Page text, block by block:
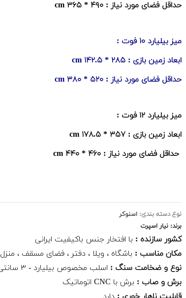
حداقل فضای مورد نیاز : ۴۹۰ * ۳۶۵ cm
میز بیلیارد ۱۰ فوت :
ابعاد زمین بازی : ۲۸۵ * ۱۴۲.۵ cm
حداقل فضای مورد نیاز : ۵۲۰ * ۳۸۰ cm
میز بیلیارد ۱۲ فوت :
ابعاد زمین بازی : ۳۵۷ * ۱۷۸.۵ cm
حداقل فضای مورد نیاز : ۴۶۰ * ۴۴۰ cm
نوع دسته بندی:اسنوکر
برند: نیار اسپرت
کشور سازنده : با افتخار جنس باکیفیت ایرانی
مکان مناسب : باشگاه ، ویلا ، دفتر ، فضای مسقف ، منزل
نوع و ضخامت سنگ : اسلب مخصوص بیلیارد - ۳ سانتی متر
برش و صاب : برش با CNC اتوماتیک